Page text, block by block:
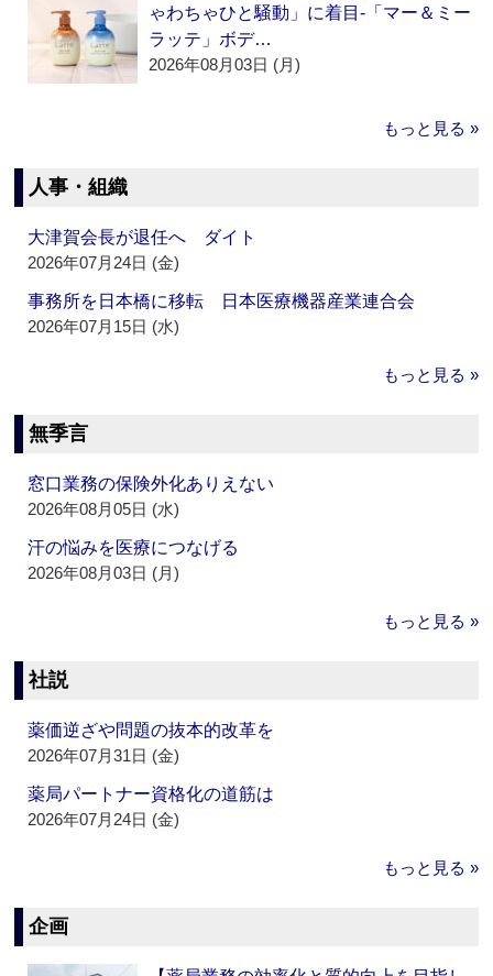
ゃわちゃひと騒動」に着目‐「マー＆ミー
ラッテ」ボデ…
2026年08月03日 (月)
もっと見る »
人事・組織
大津賀会長が退任へ ダイト
2026年07月24日 (金)
事務所を日本橋に移転 日本医療機器産業連合会
2026年07月15日 (水)
もっと見る »
無季言
窓口業務の保険外化ありえない
2026年08月05日 (水)
汗の悩みを医療につなげる
2026年08月03日 (月)
もっと見る »
社説
薬価逆ざや問題の抜本的改革を
2026年07月31日 (金)
薬局パートナー資格化の道筋は
2026年07月24日 (金)
もっと見る »
企画